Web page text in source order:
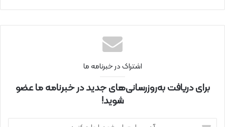
نتی
اشتراک در خبرنامه ما
برای دریافت به‌روزرسانی‌های جدید در خبرنامه ما عضو
شوید!